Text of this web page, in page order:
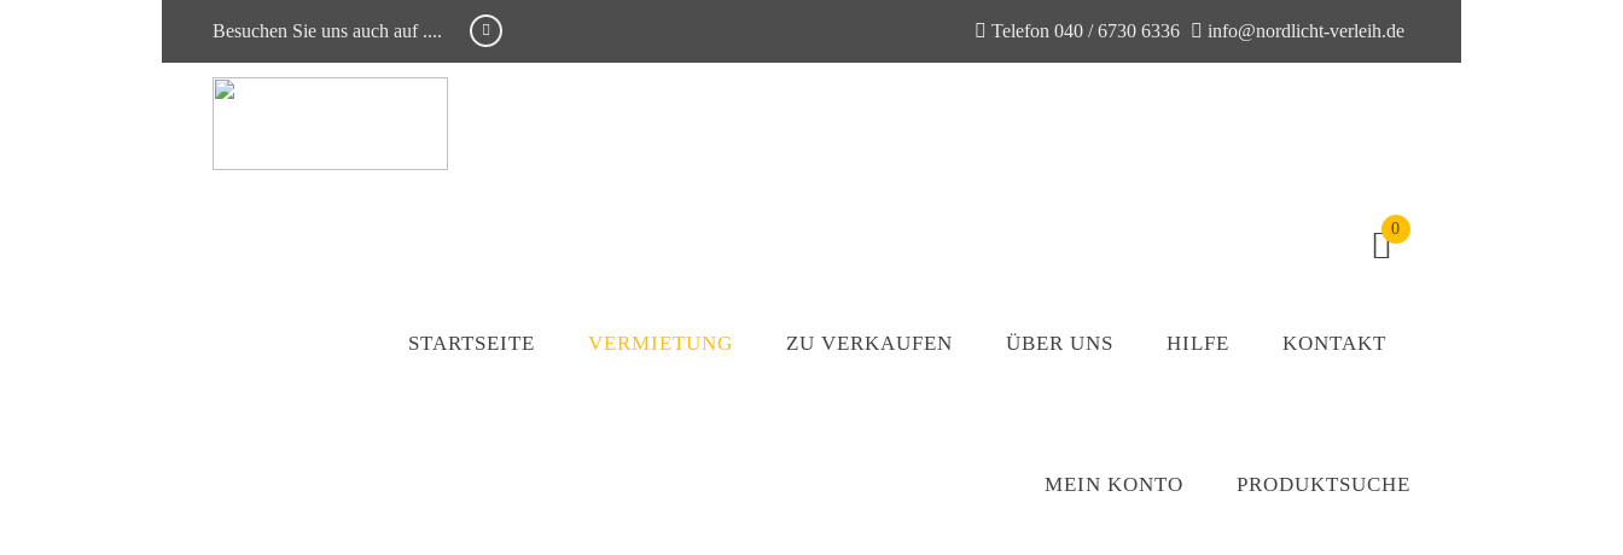
Besuchen Sie uns auch auf .... Telefon 040 / 6730 6336 info@nordlicht-verleih.de
0
STARTSEITE VERMIETUNG ZU VERKAUFEN ÜBER UNS HILFE KONTAKT
MEIN KONTO PRODUKTSUCHE